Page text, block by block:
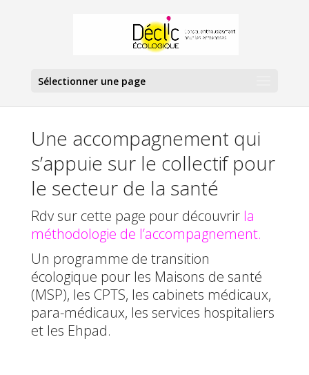
Sélectionner une page
Une accompagnement qui
s’appuie sur le collectif pour
le secteur de la santé
Rdv sur cette page pour découvrir la
méthodologie de l’accompagnement.
Un programme de transition
écologique pour les Maisons de santé
(MSP), les CPTS, les cabinets médicaux,
para-médicaux, les services hospitaliers
et les Ehpad.